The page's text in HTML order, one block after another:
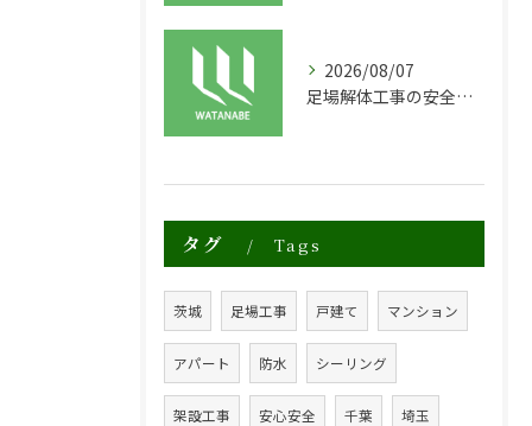
2026/08/07
足場解体工事の安全性と効率化のポイント
タグ Tags
茨城 足場工事 戸建て マンション
アパート 防水 シーリング
架設工事 安心安全 千葉 埼玉